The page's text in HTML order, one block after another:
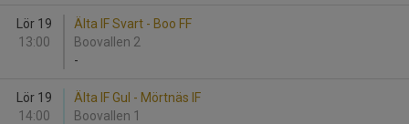
Lör 19
13:00
Älta IF Svart - Boo FF
Boovallen 2
-
Lör 19
14:00
Älta IF Gul - Mörtnäs IF
Boovallen 1